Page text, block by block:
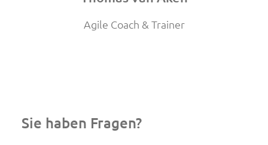
Agile Coach & Trainer
Sie haben Fragen?